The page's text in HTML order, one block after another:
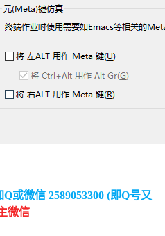
或微信 2589053300 (即Q号又
微信